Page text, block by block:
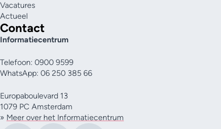
Vacatures
Actueel
Contact
Informatiecentrum
Telefoon: 0900 9599
WhatsApp: 06 250 385 66
Europaboulevard 13
1079 PC Amsterdam
» Meer over het Informatiecentrum